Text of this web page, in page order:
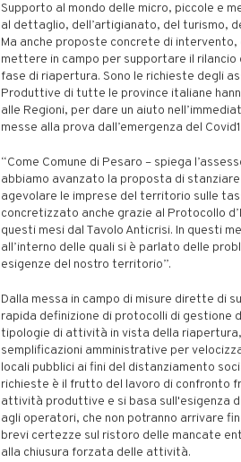
Supporto al mondo delle micro, piccole e
al dettaglio, dell’artigianato, del turismo,
Ma anche proposte concrete di intervento,
mettere in campo per supportare il rilancio
fase di riapertura. Sono le richieste degli
Produttive di tutte le province italiane
alle Regioni, per dare un aiuto
messe alla prova dall’emergenza del
“Come Comune di Pesaro – spiega
abbiamo avanzato la proposta di
agevolare le imprese del territorio sulle
concretizzato anche grazie al Protocollo
questi mesi dal Tavolo Anticrisi. In questi
all’interno delle quali si è parlato delle
esigenze del nostro territorio”.
Dalla messa in campo di misure dirette di
rapida definizione di protocolli di gestione
tipologie di attività in vista della
semplificazioni amministrative per
locali pubblici ai fini del distanziamento
richieste è il frutto del lavoro di confronto
attività produttive e si basa sull'esigenza
agli operatori, che non potranno arrivare
brevi certezze sul ristoro delle mancate
alla chiusura forzata delle attività.